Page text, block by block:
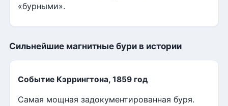
«бурными».
Сильнейшие магнитные бури в истории
Событие Кэррингтона, 1859 год
Самая мощная задокументированная буря.